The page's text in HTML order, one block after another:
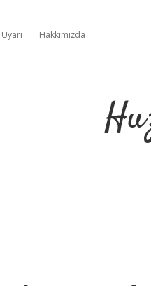
Hakkımızda